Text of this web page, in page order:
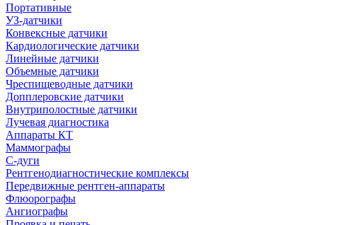
Портативные
УЗ-датчики
Конвексные датчики
Кардиологические датчики
Линейные датчики
Объемные датчики
Чреспищеводные датчики
Допплеровские датчики
Внутриполостные датчики
Лучевая диагностика
Аппараты КТ
Маммографы
С-дуги
Рентгенодиагностические комплексы
Передвижные рентген-аппараты
Флюорографы
Ангиографы